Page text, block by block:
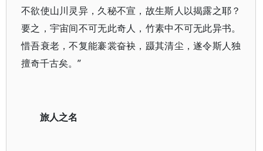
不欲使山川灵异，久秘不宣，故生斯人以揭露之耶？
要之，宇宙间不可无此奇人，竹素中不可无此异书。
惜吾衰老，不复能褰裳奋袂，蹑其清尘，遂令斯人独
擅奇千古矣。”
旅人之名